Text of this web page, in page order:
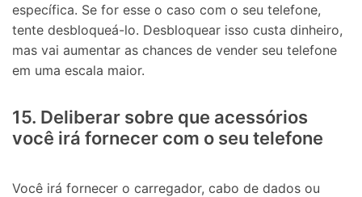
específica. Se for esse o caso com o seu telefone,
tente desbloqueá-lo. Desbloquear isso custa dinheiro,
mas vai aumentar as chances de vender seu telefone
em uma escala maior.
15. Deliberar sobre que acessórios
você irá fornecer com o seu telefone
Você irá fornecer o carregador, cabo de dados ou